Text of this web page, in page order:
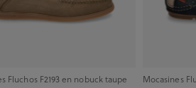
Fluchos F2193 en nobuck taupe Mocasines